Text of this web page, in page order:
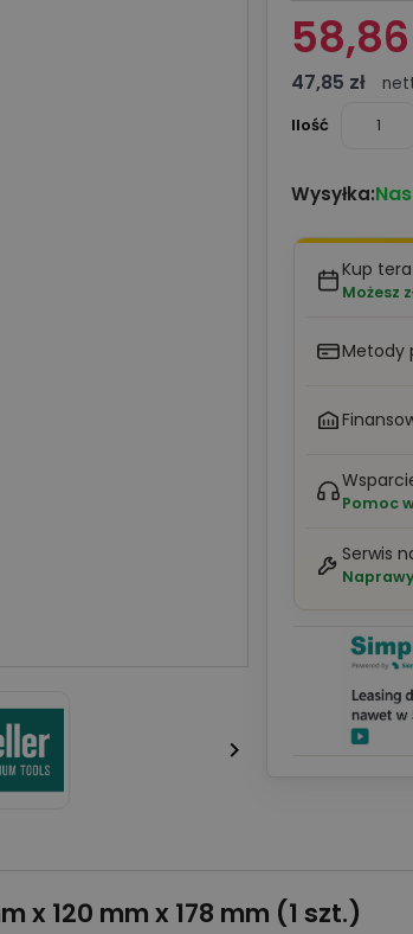

58,86
47,85 zł
Ilość
Wysyłka:
Kup
Możesz
Metody
Pomoc
Serwis
x 120 mm x 178 mm (1 szt.)